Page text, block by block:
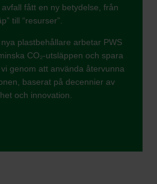
fått en ny betydelse, från
till “resurser”.
plastbehållare arbetar PWS
CO₂-utsläppen och spara
genom att använda återvunna
baserat på decennier av
och innovation.